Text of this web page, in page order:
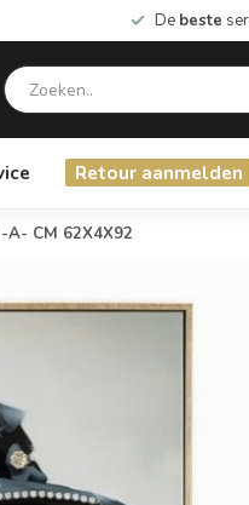
De beste
Retour aanmelden
-A- CM 62X4X92